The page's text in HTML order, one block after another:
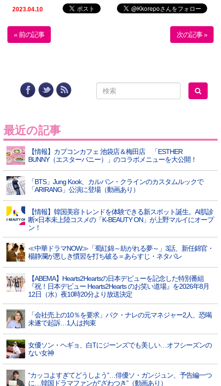
2023.04.10
« 前の記事 次の記事 »
最近の記事
【情報】カプコンカフェ 池袋店＆梅田店 「ESTHER
BUNNY（エスターバニー）」のコラボメニューを大公開！
「BTS」Jung Kook、カルバン・クラインのカスタムルックで
「ARIRANG」公演に登場（動画あり）
【情報】韓国美容トレンドを体験できる新スポット誕生。AI肌診
断×日本未上陸コスメの「K-BEAUTY ON」が上野マルイにオープ
ン！
≪中華ドラマNOW≫「蜀紅錦～紡がれる夢～」3話、新任錦官・
楊静瀾が悪しき慣習を打ち破る＝あらすじ・ネタバレ
【ABEMA】Hearts2Heartsの日本デビューを記念した特別番組
『祝！日本デビュー Hearts2Hearts のお笑い道場』を2026年8月
12日（水）夜10時20分より放送決定
「会社売上の10％を要求」パク・ナレの元マネジャー2人、恐喝
未遂で起訴…1人は拘束
女優ソン・ヘギョ、白Tにジーンズでも美しい…オフシーズンの
ない女神
“カッコよすぎてどうしよう”…俳優ソ・ガンジュン、予告編一つ
に…韓国ドラマファンが“ざわつき”（動画あり）